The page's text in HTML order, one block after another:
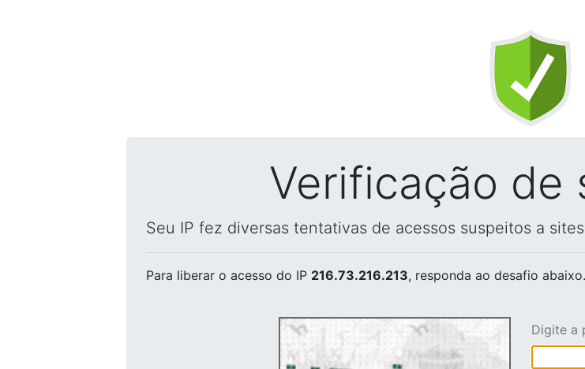
Verificação de
Seu IP fez diversas tentativas de acessos suspeitos a
Para liberar o acesso do IP 216.73.216.213, responda ao desafio abaixo.
Digite a